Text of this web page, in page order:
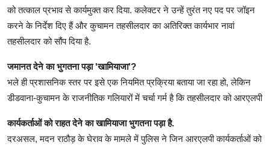
को तत्काल प्रभाव से कार्यमुक्त कर दिया. कलेक्टर ने उन्हें तुरंत नए पद पर जॉइन
करने के निर्देश दिए हैं और कुचामन तहसीलदार का अतिरिक्त कार्यभार नावां
तहसीलदार को सौंप दिया है.
जमानत देने का भुगतना पड़ा 'खामियाजा'?
भले ही प्रशासनिक स्तर पर इसे एक नियमित प्रक्रिया बताया जा रहा हो, लेकिन
डीडवाना-कुचामन के राजनीतिक गलियारों में चर्चा गर्म है कि तहसीलदार को आरएलपी
कार्यकर्ताओं को राहत देने का खामियाजा भुगतना पड़ा है.
दरअसल, मदन राठौड़ के घेराव के मामले में पुलिस ने जिन आरएलपी कार्यकर्ताओं को